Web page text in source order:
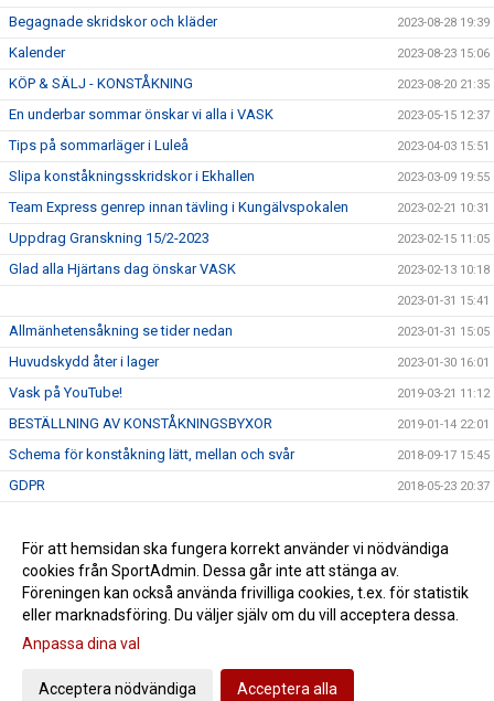
Begagnade skridskor och kläder 2023-08-28 19:39
Kalender 2023-08-23 15:06
KÖP & SÄLJ - KONSTÅKNING 2023-08-20 21:35
En underbar sommar önskar vi alla i VASK 2023-05-15 12:37
Tips på sommarläger i Luleå 2023-04-03 15:51
Slipa konståkningsskridskor i Ekhallen 2023-03-09 19:55
Team Express genrep innan tävling i Kungälvspokalen 2023-02-21 10:31
Uppdrag Granskning 15/2-2023 2023-02-15 11:05
Glad alla Hjärtans dag önskar VASK 2023-02-13 10:18
2023-01-31 15:41
Allmänhetensåkning se tider nedan 2023-01-31 15:05
Huvudskydd åter i lager 2023-01-30 16:01
Vask på YouTube! 2019-03-21 11:12
BESTÄLLNING AV KONSTÅKNINGSBYXOR 2019-01-14 22:01
Schema för konståkning lätt, mellan och svår 2018-09-17 15:45
GDPR 2018-05-23 20:37
VASK-dagen 2017-09-13 10:33
Säsongen 2017/2018 2017-08-29 10:05
Gå till Webbversion
För att hemsidan ska fungera korrekt använder vi nödvändiga
cookies från SportAdmin. Dessa går inte att stänga av.
Föreningen kan också använda frivilliga cookies, t.ex. för statistik
eller marknadsföring. Du väljer själv om du vill acceptera dessa.
Anpassa dina val
Acceptera nödvändiga Acceptera alla